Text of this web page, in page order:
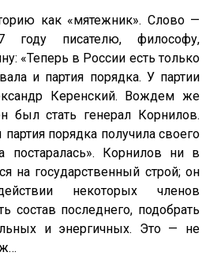
как «мятежник». Слово —
писателю, философу,
«Теперь в России есть только
и партия порядка. У партии
Керенский. Вождем же
был стать генерал Корнилов.
порядка получила своего
постаралась». Корнилов ни в
на государственный строй; он
некоторых членов
состав последнего, подобрать
и энергичных. Это — не